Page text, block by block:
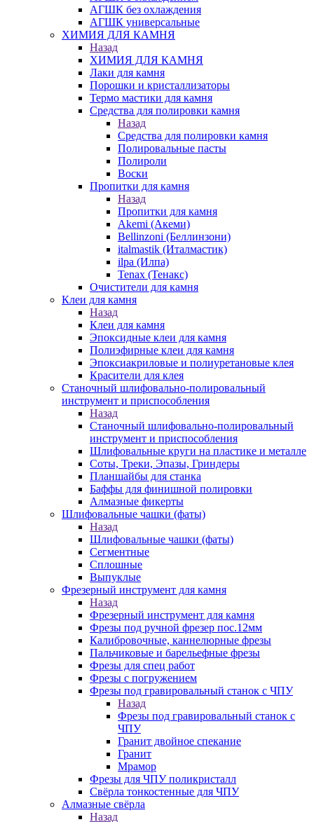
АГШК без охлаждения
АГШК универсальные
ХИМИЯ ДЛЯ КАМНЯ
Назад
ХИМИЯ ДЛЯ КАМНЯ
Лаки для камня
Порошки и кристаллизаторы
Термо мастики для камня
Средства для полировки камня
Назад
Средства для полировки камня
Полировальные пасты
Полироли
Воски
Пропитки для камня
Назад
Пропитки для камня
Akemi (Акеми)
Bellinzoni (Беллинзони)
italmastik (Италмастик)
ilpa (Илпа)
Tenax (Тенакс)
Очистители для камня
Клеи для камня
Назад
Клеи для камня
Эпоксидные клеи для камня
Полиэфирные клеи для камня
Эпоксиакриловые и полиуретановые клея
Красители для клея
Станочный шлифовально-полировальный
инструмент и приспособления
Назад
Станочный шлифовально-полировальный
инструмент и приспособления
Шлифовальные круги на пластике и металле
Соты, Треки, Эпазы, Гриндеры
Планшайбы для станка
Баффы для финишной полировки
Алмазные фикерты
Шлифовальные чашки (фаты)
Назад
Шлифовальные чашки (фаты)
Сегментные
Сплошные
Выпуклые
Фрезерный инструмент для камня
Назад
Фрезерный инструмент для камня
Фрезы под ручной фрезер пос.12мм
Калибровочные, каннелюрные фрезы
Пальчиковые и барельефные фрезы
Фрезы для спец работ
Фрезы с погружением
Фрезы под гравировальный станок с ЧПУ
Назад
Фрезы под гравировальный станок с
ЧПУ
Гранит двойное спекание
Гранит
Мрамор
Фрезы для ЧПУ поликристалл
Свёрла тонкостенные для ЧПУ
Алмазные свёрла
Назад